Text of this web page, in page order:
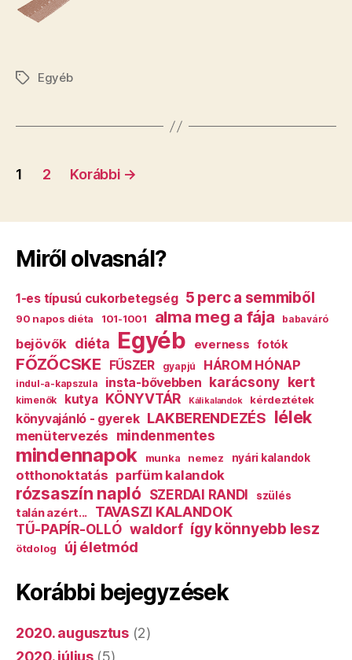
CímkékEgyéb
Bejegyzések
1 2 Korábbi →
Miről olvasnál?
1-es típusú cukorbetegség 5 perc a semmiből
90 napos diéta 101-1001 alma meg a fája babaváró
bejövők diéta Egyéb everness fotók
FŐZŐCSKE FŰSZER gyapjú HÁROM HÓNAP
indul-a-kapszula insta-bővebben karácsony kert
kimenők kutya KÖNYVTÁR Káli kalandok kérdeztétek
könyvajánló - gyerek LAKBERENDEZÉS lélek
menütervezés mindenmentes
mindennapok munka nemez nyári kalandok
otthonoktatás parfüm kalandok
rózsaszín napló SZERDAI RANDI szülés
talán azért...
TAVASZI KALANDOK
TŰ-PAPÍR-OLLÓ waldorf így könnyebb lesz
ötdolog új életmód
Korábbi bejegyzések
2020. augusztus(2)
2020. július(5)